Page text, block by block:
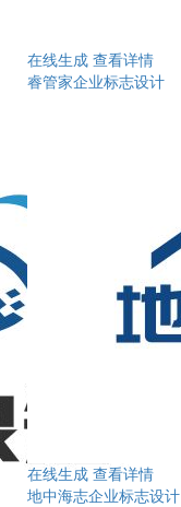
在线生成 查看详情
睿管家企业标志设计
在线生成 查看详情
地中海志企业标志设计